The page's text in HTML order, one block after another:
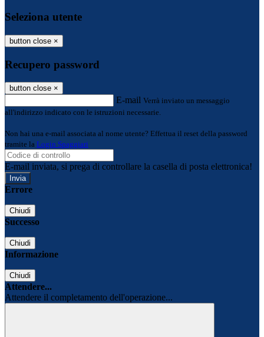
Seleziona utente
button close ×
Recupero password
button close ×
E-mail Verrà inviato un messaggio
all'indirizzo indicato con le istruzioni necessarie.
Non hai una e-mail associata al nome utente? Effettua il reset della password
tramite la Login Spaggiari
E-mail inviata, si prega di controllare la casella di posta elettronica!
Errore
Chiudi
Successo
Chiudi
Informazione
Chiudi
Attendere...
Attendere il completamento dell'operazione...